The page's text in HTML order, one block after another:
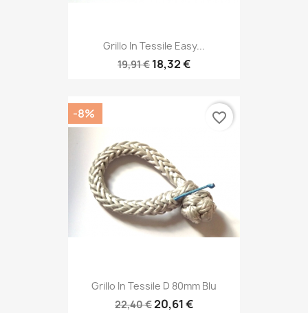
Grillo In Tessile Easy...
19,91 € 18,32 €
Grillo In Tessile D 80mm Blu
22,40 €20,61 €
-8% favorite_border